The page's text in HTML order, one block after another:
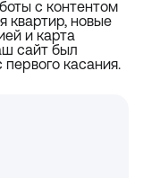
с контентом
квартир, новые
и карта
сайт был
касания.